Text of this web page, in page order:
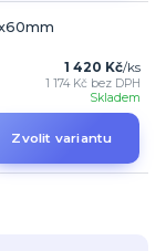
1 420 Kč/ks
1 174 Kč bez DPH
Skladem
Zvolit variantu